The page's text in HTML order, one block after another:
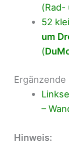
(Rad-
52
um
(
–
Hinweis: